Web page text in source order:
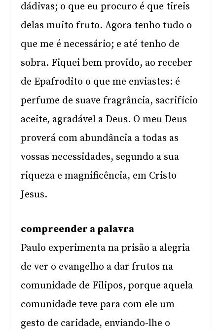
dádivas; o que eu procuro é que tireis
delas muito fruto. Agora tenho tudo o
que me é necessário; e até tenho de
sobra. Fiquei bem provido, ao receber
de Epafrodito o que me enviastes: é
perfume de suave fragrância, sacrifício
aceite, agradável a Deus. O meu Deus
proverá com abundância a todas as
vossas necessidades, segundo a sua
riqueza e magnificência, em Cristo
Jesus.
compreender a palavra
Paulo experimenta na prisão a alegria
de ver o evangelho a dar frutos na
comunidade de Filipos, porque aquela
comunidade teve para com ele um
gesto de caridade, enviando-lhe o